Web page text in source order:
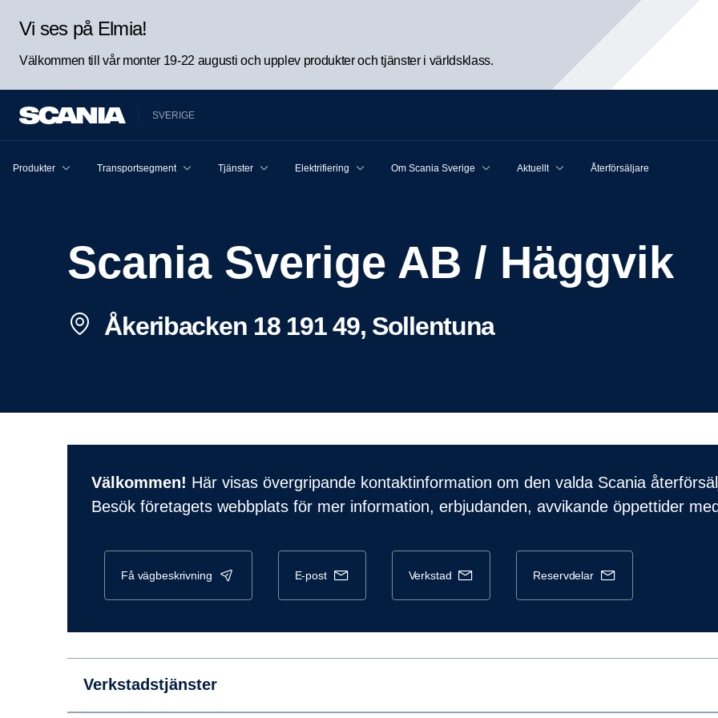
Vi ses på Elmia!
Välkommen till vår monter 19-22 augusti och upplev produkter och tjänster i världsklass.
SVERIGE
Produkter Transportsegment Tjänster Elektrifiering Om Scania Sverige Aktuellt Återförsäljare
Scania Sverige AB / Häggvik
Åkeribacken 18 191 49, Sollentuna
Välkommen! Här visas övergripande kontaktinformation om den valda Scania
Besök företagets webbplats för mer information, erbjudanden, avvikande öppettider
få vägbeskrivning e-post verkstad reservdelar
Verkstadstjänster